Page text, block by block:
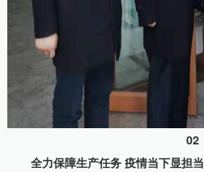
02
全力保障生产任务 疫情当下显担当